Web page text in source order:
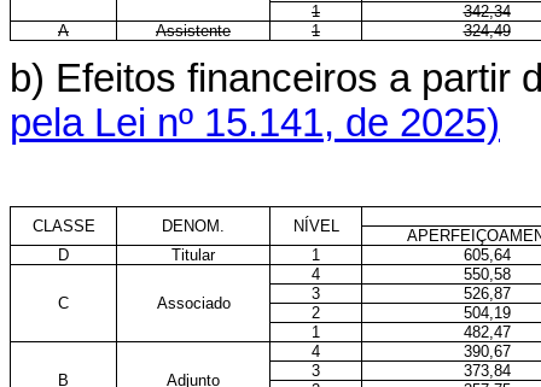
1
342,34
A
Assistente 1 324,49
b) Efeitos financeiros a
pela Lei nº 15.141, de 2025)
CLASSE DENOM. NÍVEL
D
Titular 1 605,64
C Associado
4
550,58
3
526,87
2
504,19
1
482,47
B Adjunto
4
390,67
3
373,84